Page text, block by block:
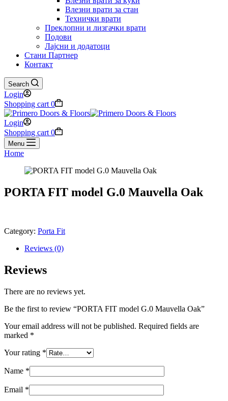
Влезни врати за стан
Технички врати
Преклопни и лизгачки врати
Подови
Лајсни и додатоци
Стани Партнер
Контакт
Search
Login
Shopping cart 0
Login
Shopping cart 0
Menu
Home
PORTA FIT model G.0 Mauvella Oak
Category: Porta Fit
Reviews (0)
Reviews
There are no reviews yet.
Be the first to review “PORTA FIT model G.0 Mauvella Oak”
Your email address will not be published. Required fields are
marked *
Your rating *
Name *
Email *